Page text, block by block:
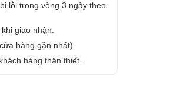
lỗi trong vòng 3 ngày theo
giao nhận.
hàng gần nhất)
hàng thân thiết.